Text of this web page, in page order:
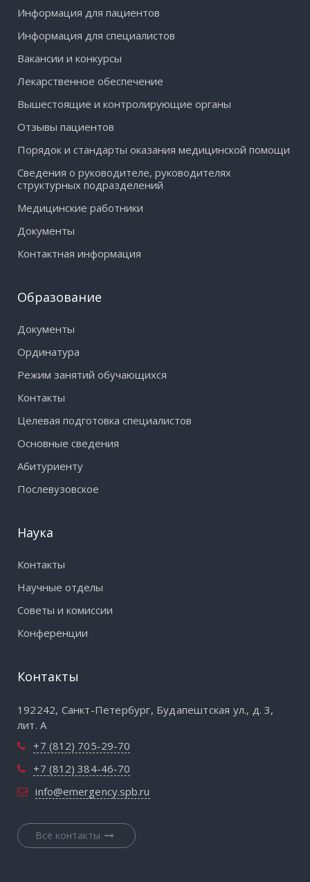
Информация для пациентов
Информация для специалистов
Вакансии и конкурсы
Лекарственное обеспечение
Вышестоящие и контролирующие органы
Отзывы пациентов
Порядок и стандарты оказания медицинской помощи
Сведения о руководителе, руководителях
структурных подразделений
Медицинские работники
Документы
Контактная информация
Образование
Документы
Ординатура
Режим занятий обучающихся
Контакты
Целевая подготовка специалистов
Основные сведения
Абитуриенту
Послевузовское
Наука
Контакты
Научные отделы
Советы и комиссии
Конференции
Контакты
192242, Санкт-Петербург, Будапештская ул., д. 3,
лит. А
+7 (812) 705-29-70
+7 (812) 384-46-70
info@emergency.spb.ru
Все контакты